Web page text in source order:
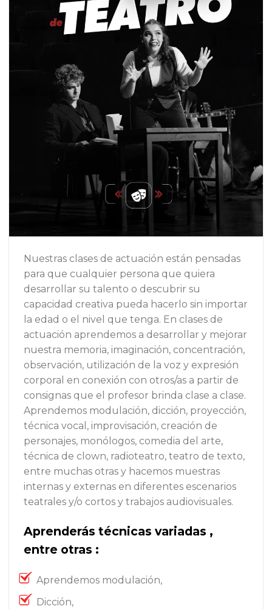
Nuestras clases de actuación están pensadas
para que cualquier persona que quiera
desarrollar su talento o descubrir su
capacidad creativa pueda hacerlo sin importar
la edad o el nivel que tenga. En clases de
actuación aprendemos a desarrollar y mejorar
nuestra memoria, imaginación, concentración,
observación, utilización de la voz y expresión
corporal en conexión con otros/as a partir de
consignas que el profesor brinda clase a clase.
Aprendemos modulación, dicción, proyección,
técnica vocal, improvisación, creación de
personajes, monólogos, comedia del arte,
técnica de clown, radioteatro, teatro de texto,
entre muchas otras y hacemos muestras
internas y externas en diferentes escenarios
teatrales y/o cortos y trabajos audiovisuales.
Aprenderás técnicas variadas ,
entre otras :
Aprendemos modulación,
Dicción,